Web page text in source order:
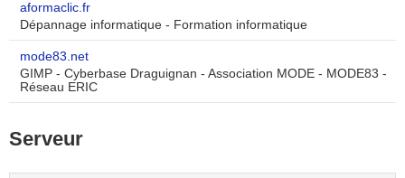
aformaclic.fr
Dépannage informatique - Formation informatique
mode83.net
GIMP - Cyberbase Draguignan - Association MODE - MODE83 -
Réseau ERIC
Serveur